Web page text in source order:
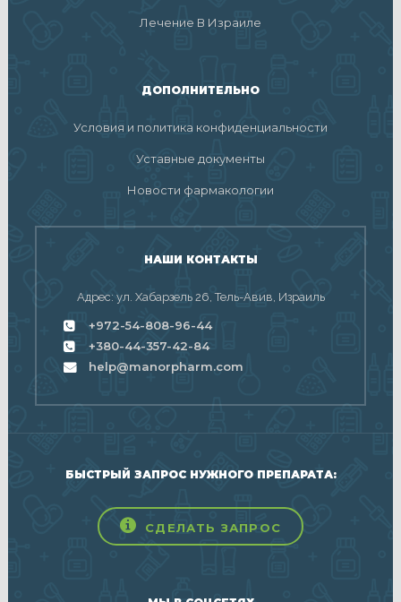
Лечение В Израиле
ДОПОЛНИТЕЛЬНО
Условия и политика конфиденциальности
Уставные документы
Новости фармакологии
НАШИ КОНТАКТЫ
Адрес: ул. Хабарзель 26, Тель-Авив, Израиль
+972-54-808-96-44
+380-44-357-42-84
help@manorpharm.com
БЫСТРЫЙ ЗАПРОС НУЖНОГО ПРЕПАРАТА:
СДЕЛАТЬ ЗАПРОС